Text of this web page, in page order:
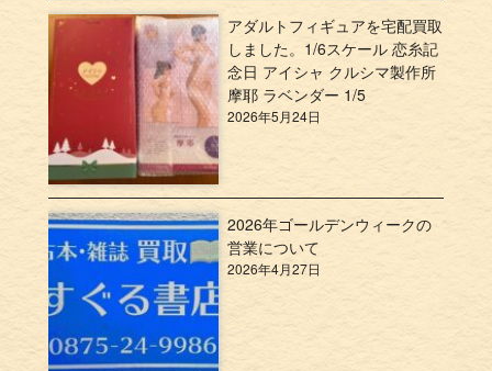
アダルトフィギュアを宅配買取
しました。1/6スケール 恋糸記
念日 アイシャ クルシマ製作所
摩耶 ラベンダー 1/5
2026年5月24日
2026年ゴールデンウィークの
営業について
2026年4月27日